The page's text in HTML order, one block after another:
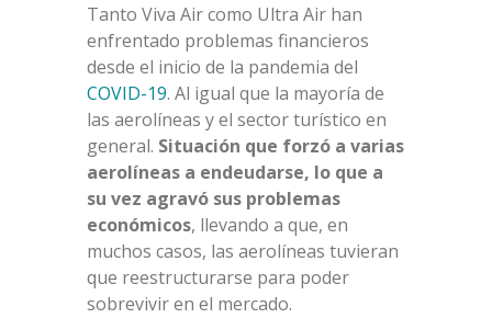
Tanto Viva Air como Ultra Air han
enfrentado problemas financieros
desde el inicio de la pandemia del
COVID-19. Al igual que la mayoría de
las aerolíneas y el sector turístico en
general. Situación que forzó a varias
aerolíneas a endeudarse, lo que a
su vez agravó sus problemas
económicos, llevando a que, en
muchos casos, las aerolíneas tuvieran
que reestructurarse para poder
sobrevivir en el mercado.